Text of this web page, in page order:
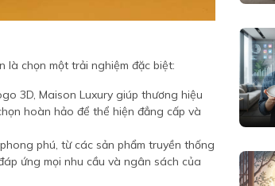
là chọn một trải nghiệm đặc biệt:
3D, Maison Luxury giúp thương hiệu
hoàn hảo để thể hiện đẳng cấp và
phú, từ các sản phẩm truyền thống
ứng mọi nhu cầu và ngân sách của